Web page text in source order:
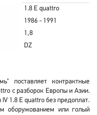
1.8 E quattro
1986 - 1991
1,8
DZ
поставляет контрактные
с разборок Европы и Азии.
1.8 E quattro без предоплат.
оборужованием или голый